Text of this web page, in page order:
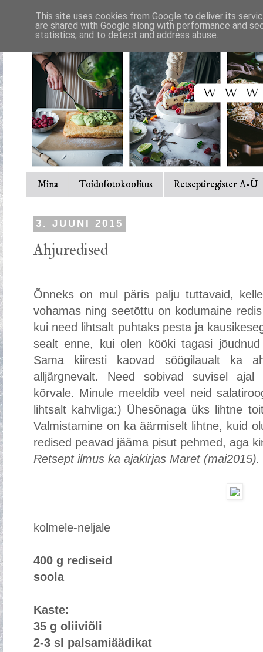
Mina Toidufotokoolitus Retseptiregister A-Ü
3. JUUNI 2015
Ahjuredised
Õnneks on mul päris palju tuttavaid,
vohamas ning seetõttu on kodumaine
kui need lihtsalt puhtaks pesta ja
sealt enne, kui olen kööki tagasi
Sama kiiresti kaovad söögilaualt ka
alljärgnevalt. Need sobivad suvisel ajal
kõrvale. Minule meeldib veel neid
lihtsalt kahvliga:) Ühesõnaga üks lihtne
Valmistamine on ka äärmiselt lihtne, kuid
redised peavad jääma pisut pehmed, aga
Retsept ilmus ka ajakirjas Maret (mai2015).
kolmele-neljale
400 g rediseid
soola
Kaste:
35 g oliiviõli
2-3 sl palsamiäädikat
This site uses cookies from Google to deliver its
are shared with Google along with performance and
statistics, and to detect and address abuse.